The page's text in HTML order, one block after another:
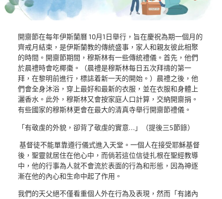
開齋節在每年伊斯蘭曆 10月1日舉行，旨在慶祝為期一個月的
齊戒月結束，是伊斯蘭教的傳統盛事，家人和親友彼此相聚
的時間。開齋節期間，穆斯林有一些傳統禮儀。首先，他們
於晨禮時會吃椰棗。（晨禮是穆斯林每日五次拜禱的第一
拜，在黎明前進行，標誌着新一天的開始。）晨禮之後，他
們會全身沐浴，穿上最好和最新的衣服，並在衣服和身體上
灑香水。此外，穆斯林又會按家庭人口計算，交納開齋捐。
有些國家的穆斯林更會在最大的清真寺舉行開齋節禮儀。
「有敬虔的外貌，卻背了敬虔的實意…」（提後三5節錄）
基督徒不能單靠遵行儀式進入天堂。一個人在接受耶穌基督
後，聖靈就居住在他心中，而倘若這位信徒扎根在聖經教導
中，他的行事為人就不會流於表面的行為和形態，因為神逐
漸在他的內心和生命中起了作用。
我們的天父絕不僅看重個人外在行為及表現，然而「有諸內